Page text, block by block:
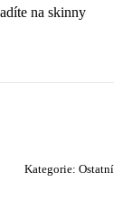
na skinny
Kategorie: Ostatní